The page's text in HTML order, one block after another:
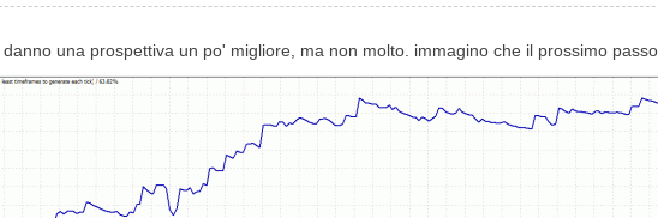
una prospettiva un po' migliore, ma non molto. immagino che il prossimo